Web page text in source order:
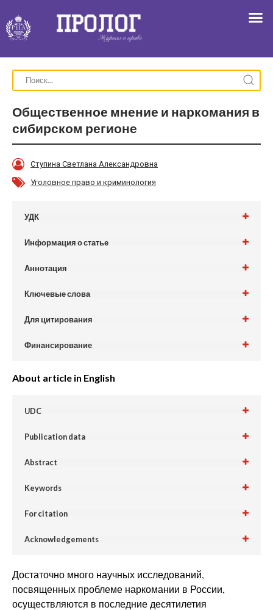
Общественное мнение и наркомания в
сибирском регионе
Ступина Светлана Александровна
Уголовное право и криминология
УДК
Информация о статье
Аннотация
Ключевые слова
Для цитирования
Финансирование
About article in English
UDC
Publication data
Abstract
Keywords
For citation
Acknowledgements
Достаточно много научных исследований,
посвященных проблеме наркомании в России,
осуществляются в последние десятилетия